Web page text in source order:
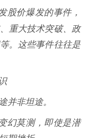
股价爆发的事件，
重大技术突破、政
。这些事件往往是
并非坦途。
幻莫测，即使是潜